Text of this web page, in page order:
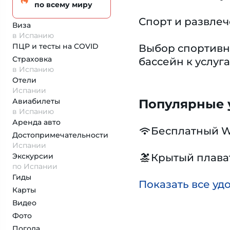
по всему миру
Виза
в Испанию
ПЦР и тесты на COVID
Страховка
в Испанию
Отели
Испании
Авиабилеты
в Испанию
Аренда авто
Достопримеча­тельности
Испании
Экскурсии
по Испании
Гиды
Карты
Видео
Фото
Спорт и
Выбор
бассейн к
Популярные
Бесплатный
Крытый
Показать все